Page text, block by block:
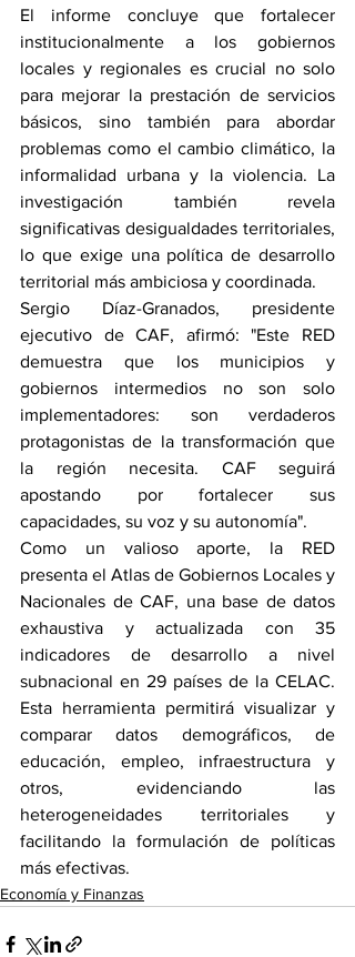
El informe concluye que fortalecer
institucionalmente a los gobiernos
locales y regionales es crucial no solo
para mejorar la prestación de servicios
básicos, sino también para abordar
problemas como el cambio climático, la
informalidad urbana y la violencia. La
investigación también revela
significativas desigualdades territoriales,
lo que exige una política de desarrollo
territorial más ambiciosa y coordinada.
Sergio Díaz-Granados, presidente
ejecutivo de CAF, afirmó: "Este RED
demuestra que los municipios y
gobiernos intermedios no son solo
implementadores: son verdaderos
protagonistas de la transformación que
la región necesita. CAF seguirá
apostando por fortalecer sus
capacidades, su voz y su autonomía".
Como un valioso aporte, la RED
presenta el Atlas de Gobiernos Locales y
Nacionales de CAF, una base de datos
exhaustiva y actualizada con 35
indicadores de desarrollo a nivel
subnacional en 29 países de la CELAC.
Esta herramienta permitirá visualizar y
comparar datos demográficos, de
educación, empleo, infraestructura y
otros, evidenciando las
heterogeneidades territoriales y
facilitando la formulación de políticas
más efectivas.
Economía y Finanzas